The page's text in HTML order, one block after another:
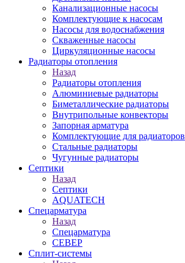
Канализационные насосы
Комплектующие к насосам
Насосы для водоснабжения
Скваженные насосы
Циркуляционные насосы
Радиаторы отопления
Назад
Радиаторы отопления
Алюминиевые радиаторы
Биметаллические радиаторы
Внутрипольные конвекторы
Запорная арматура
Комплектующие для радиаторов
Стальные радиаторы
Чугунные радиаторы
Септики
Назад
Септики
AQUATECH
Спецарматура
Назад
Спецарматура
СЕВЕР
Сплит-системы